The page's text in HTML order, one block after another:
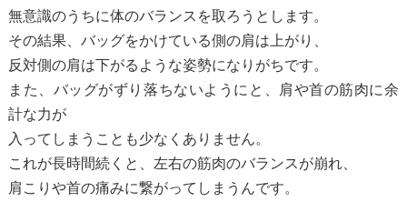
無意識のうちに体のバランスを取ろうとします。
その結果、バッグをかけている側の肩は上がり、
反対側の肩は下がるような姿勢になりがちです。
また、バッグがずり落ちないようにと、肩や首の筋肉に余
計な力が
入ってしまうことも少なくありません。
これが長時間続くと、左右の筋肉のバランスが崩れ、
肩こりや首の痛みに繋がってしまうんです。